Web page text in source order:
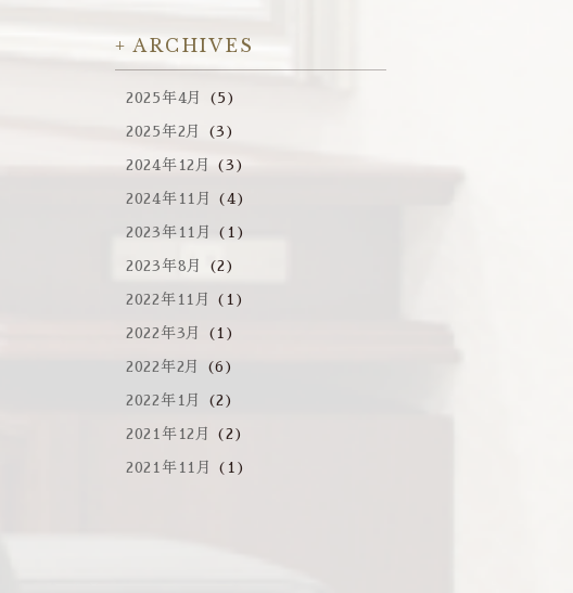
ARCHIVES
2025年4月 (5)
2025年2月 (3)
2024年12月 (3)
2024年11月 (4)
2023年11月 (1)
2023年8月 (2)
2022年11月 (1)
2022年3月 (1)
2022年2月 (6)
2022年1月 (2)
2021年12月 (2)
2021年11月 (1)